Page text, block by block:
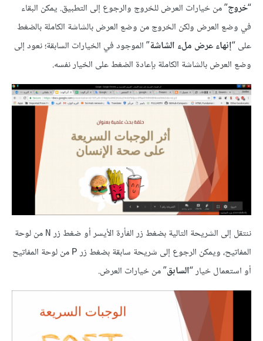
“خروج” من خيارات العرض للخروج والرجوع إلى التطبيق. يمكن البقاء
في وضع العرض ولكن الخروج من وضع العرض بالشاشة الكاملة بالضغط
على “إنهاء عرض ملء الشاشة” الموجود في الخيارات السابقة؛ نعود إلى
وضع العرض بالشاشة الكاملة بإعادة الضغط على الخيار نفسه.
ننتقل إلى الشريحة التالية بضغط زر الفأرة الأيسر أو ضغط زر N من لوحة
المفاتيح، ويمكن الرجوع إلى شريحة سابقة بضغط زر P من لوحة المفاتيح
أو استعمال خيار “السابق” من خيارات العرض.